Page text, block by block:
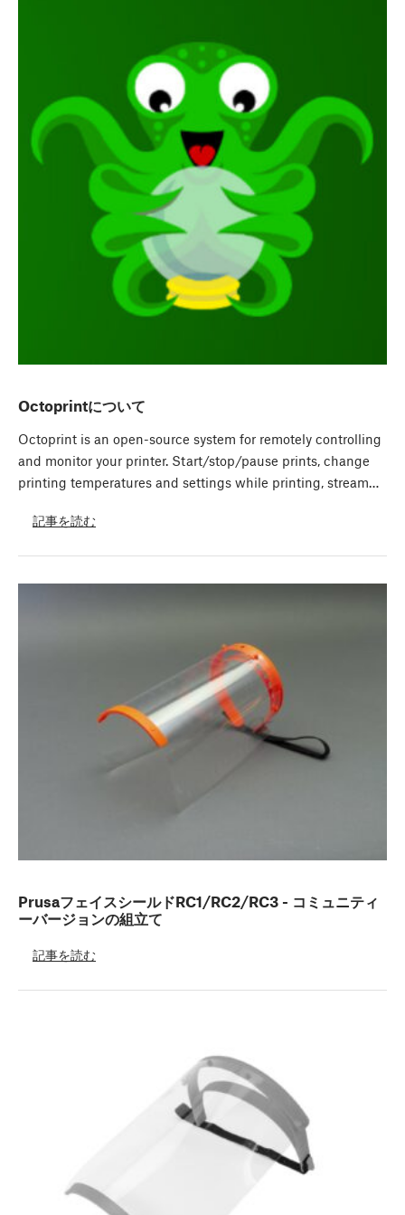
Octoprintについて
Octoprint is an open-source system for remotely controlling
and monitor your printer. Start/stop/pause prints, change
printing temperatures and settings while printing, stream…
記事を読む
PrusaフェイスシールドRC1/RC2/RC3 - コミュニティ
ーバージョンの組立て
記事を読む